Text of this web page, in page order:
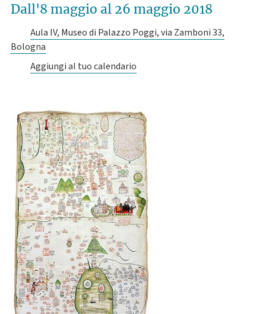
Dall'8 maggio al 26 maggio 2018
Aula IV, Museo di Palazzo Poggi, via Zamboni 33,
Bologna
Aggiungi al tuo calendario